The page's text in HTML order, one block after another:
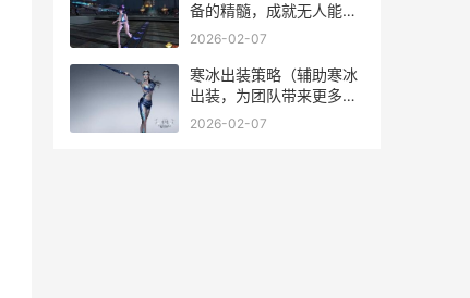
备的精髓，成就无人能敌
战力） 武魂2攻略
2026-02-07
寒冰出装策略（辅助寒冰
出装，为团队带来更多输
出！） 寒冰最新出装
2026-02-07